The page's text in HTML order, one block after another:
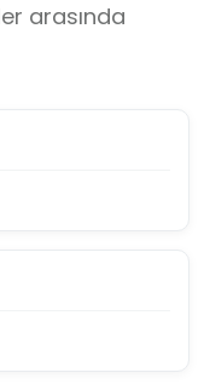
arasında